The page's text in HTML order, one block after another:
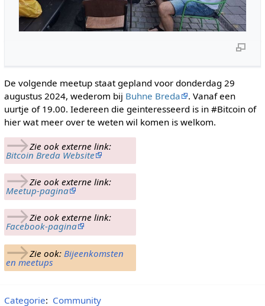
De volgende meetup staat gepland voor donderdag 29
augustus 2024, wederom bij Buhne Breda
. Vanaf een
uurtje of 19.00. Iedereen die geinteresseerd is in #Bitcoin of
hier wat meer over te weten wil komen is welkom.
→Zie ook externe link:
Bitcoin Breda Website
→Zie ook externe link:
Meetup-pagina
→Zie ook externe link:
Facebook-pagina
→Zie ook: Bijeenkomsten
en meetups
Categorie: Community